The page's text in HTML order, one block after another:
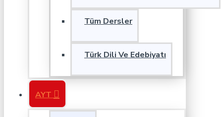
Tüm Dersler
Türk Dili Ve Edebiyatı
AYT